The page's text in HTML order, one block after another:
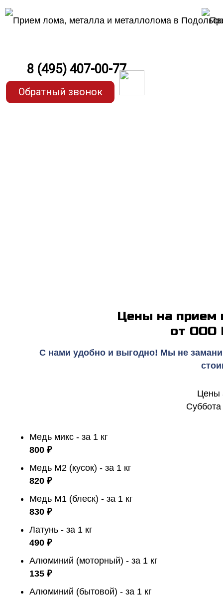
8 (495) 407-00-77
Обратный звонок
Цены на прием
от ООО
С нами удобно и выгодно! Мы не
Цены
Суббота
Медь микс - за 1 кг
800 ₽
Медь М2 (кусок) - за 1 кг
820 ₽
Медь М1 (блеск) - за 1 кг
830 ₽
Латунь - за 1 кг
490 ₽
Алюминий (моторный) - за 1 кг
135 ₽
Алюминий (бытовой) - за 1 кг